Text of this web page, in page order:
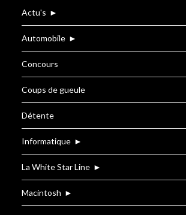
Actu's ►
Automobile ►
Concours
Coups de gueule
Détente
Informatique ►
La White Star Line ►
Macintosh ►